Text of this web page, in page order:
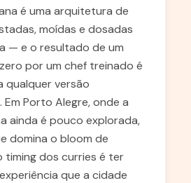
é uma arquitetura de
moídas e dosadas
— e o resultado de um
por um chef treinado é
qualquer versão
Em Porto Alegre, onde a
ainda é pouco explorada,
domina o bloom de
timing dos curries é ter
que a cidade